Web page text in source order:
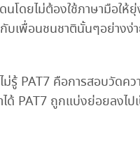
โดยไม่ต้องใช้ภาษามือใ
กับเพื่อนชนชาตินั้นๆอย่าง
PAT7 คือการสอบวัดค
ถูกแบ่งย่อยลงไปเ